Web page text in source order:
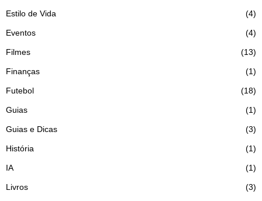
Estilo de Vida 4
Eventos 4
Filmes 13
Finanças 1
Futebol 18
Guias 1
Guias e Dicas 3
História 1
IA 1
Livros 3